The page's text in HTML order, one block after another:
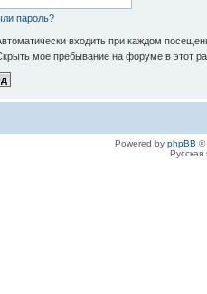
пароль?
входить при каждом
мое пребывание на форуме в этот
Powered by phpBB ©